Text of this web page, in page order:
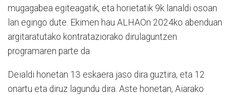
mugagabea egiteagatik, eta horietatik 9k lanaldi osoan
lan egingo dute. Ekimen hau ALHAOn 2024ko abenduan
argitaratutako kontrataziorako dirulaguntzen
programaren parte da.
Deialdi honetan 13 eskaera jaso dira guztira, eta 12
onartu eta diruz lagundu dira. Aste honetan, Aiarako